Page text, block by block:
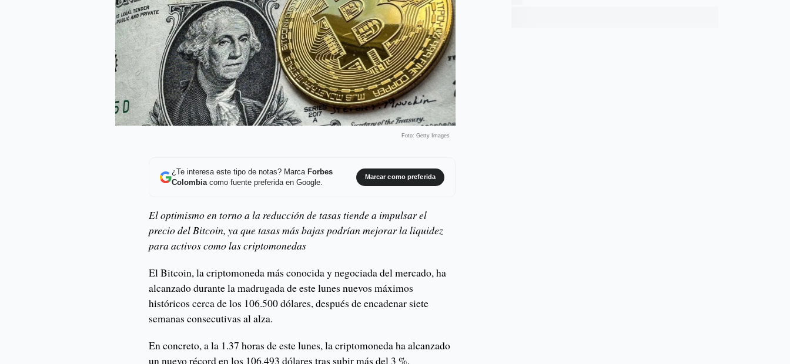
Foto: Getty Images
¿Te interesa este tipo de notas? Marca Forbes
Colombiacomo fuente preferida en Google.
Marcar como preferida
El optimismo en torno a la reducción de tasas tiende a impulsar el
precio del Bitcoin, ya que tasas más bajas podrían mejorar la liquidez
para activos como las criptomonedas
El Bitcoin, la criptomoneda más conocida y negociada del mercado, ha
alcanzado durante la madrugada de este lunes nuevos máximos
históricos cerca de los 106.500 dólares, después de encadenar siete
semanas consecutivas al alza.
En concreto, a la 1.37 horas de este lunes, la criptomoneda ha alcanzado
un nuevo récord en los 106.493 dólares tras subir más del 3 %.